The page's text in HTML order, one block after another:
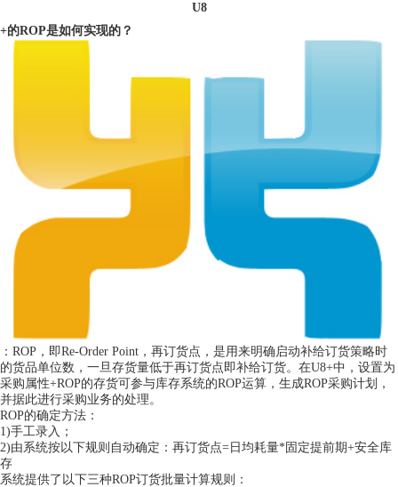
U8
+的ROP是如何实现的？
：ROP，即Re-Order Point，再订货点，是用来明确启动补给订货策略时
的货品单位数，一旦存货量低于再订货点即补给订货。在U8+中，设置为
采购属性+ROP的存货可参与库存系统的ROP运算，生成ROP采购计划，
并据此进行采购业务的处理。
ROP的确定方法：
1)手工录入；
2)由系统按以下规则自动确定：再订货点=日均耗量*固定提前期+安全库
存
系统提供了以下三种ROP订货批量计算规则：